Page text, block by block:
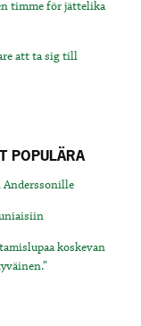
timme för jättelika
att ta sig till
POPULÄRA
Anderssonille
koskevan